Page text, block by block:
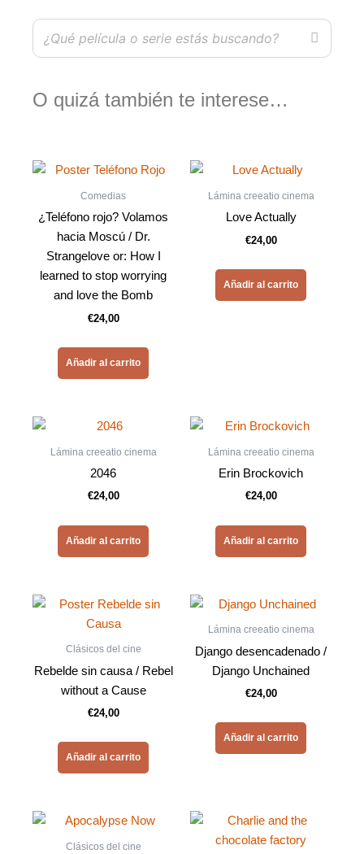
O quizá también te interese…
Comedias
¿Teléfono rojo? Volamos
hacia Moscú / Dr.
Strangelove or: How I
learned to stop worrying
and love the Bomb
€24,00
Añadir al carrito
Lámina creeatio cinema
Love Actually
€24,00
Añadir al carrito
Lámina creeatio cinema
2046
€24,00
Añadir al carrito
Lámina creeatio cinema
Erin Brockovich
€24,00
Añadir al carrito
Clásicos del cine
Rebelde sin causa / Rebel
without a Cause
€24,00
Añadir al carrito
Lámina creeatio cinema
Django desencadenado /
Django Unchained
€24,00
Añadir al carrito
Clásicos del cine